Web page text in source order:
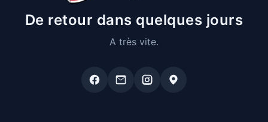
De retour dans quelques jours
A très vite.